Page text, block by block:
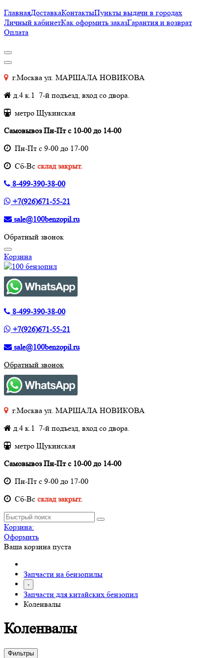
ГлавнаяДоставкаКонтактыПункты выдачи в городах
Личный кабинетКак оформить заказГарантия и возврат
Оплата
г.Москва ул. МАРШАЛА НОВИКОВА
д.4 к.1 7-й подъезд, вход со двора.
метро Щукинская
Самовывоз Пн-Пт с 10-00 до 14-00
Пн-Пт с 9-00 до 17-00
Cб-Вс склад закрыт.
8-499-390-38-00
+7(926)671-55-21
sale@100benzopil.ru
Обратный звонок
Корзина
8-499-390-38-00
+7(926)671-55-21
sale@100benzopil.ru
Обратный звонок
г.Москва ул. МАРШАЛА НОВИКОВА
д.4 к.1 7-й подъезд, вход со двора.
метро Щукинская
Самовывоз Пн-Пт с 10-00 до 14-00
Пн-Пт с 9-00 до 17-00
Cб-Вс склад закрыт.
Корзина:
Оформить
Ваша корзина пуста
Запчасти на бензопилы
-
Запчасти для китайских бензопил
Коленвалы
Коленвалы
Фильтры